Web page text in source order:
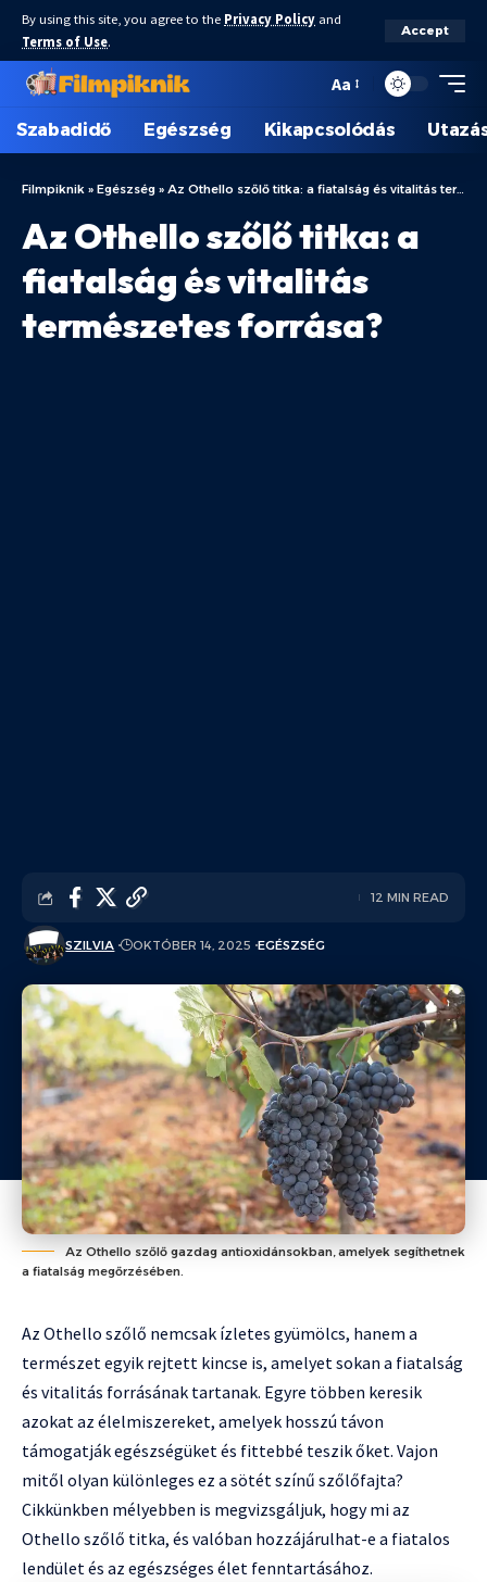
By using this site, you agree to the Privacy Policy and
Terms of Use.
Accept
Aa
Szabadidő Egészség Kikapcsolódás
Filmpiknik » Egészség » Az Othello szőlő titka: a fiatalság és vitalitás természetes forrása?
Az Othello szőlő titka: a
fiatalság és vitalitás
természetes forrása?
SZILVIA OKTÓBER 14, 2025 EGÉSZSÉG
12 MIN READ
Az Othello szőlő gazdag antioxidánsokban, amelyek segíthetnek
a fiatalság megőrzésében.
Az Othello szőlő nemcsak ízletes gyümölcs, hanem a
természet egyik rejtett kincse is, amelyet sokan a fiatalság
és vitalitás forrásának tartanak. Egyre többen keresik
azokat az élelmiszereket, amelyek hosszú távon
támogatják egészségüket és fittebbé teszik őket. Vajon
mitől olyan különleges ez a sötét színű szőlőfajta?
Cikkünkben mélyebben is megvizsgáljuk, hogy mi az
Othello szőlő titka, és valóban hozzájárulhat-e a fiatalos
lendület és az egészséges élet fenntartásához.